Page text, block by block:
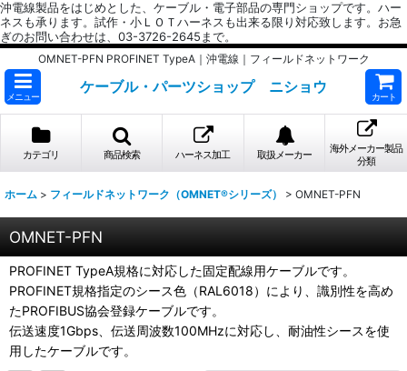
沖電線製品をはじめとした、ケーブル・電子部品の専門ショップです。ハー
ネスも承ります。試作・小ＬＯＴハーネスも出来る限り対応致します。お急
ぎのお問い合わせは、03-3726-2645まで。
OMNET-PFN PROFINET TypeA｜沖電線｜フィールドネットワーク
メニュー
ケーブル・パーツショップ ニショウ
カート
カテゴリ 商品検索 ハーネス加工 取扱メーカー
海外メーカー製品
分類
ホーム > フィールドネットワーク（OMNET®シリーズ） > OMNET-PFN
OMNET-PFN
PROFINET TypeA規格に対応した固定配線用ケーブルです。
PROFINET規格指定のシース色（RAL6018）により、識別性を高め
たPROFIBUS協会登録ケーブルです。
伝送速度1Gbps、伝送周波数100MHzに対応し、耐油性シースを使
用したケーブルです。